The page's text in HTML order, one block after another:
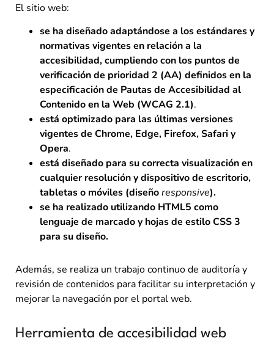
El sitio web:
se ha diseñado adaptándose a los estándares y
normativas vigentes en relación a la
accesibilidad, cumpliendo con los puntos de
verificación de prioridad 2 (AA) definidos en la
especificación de Pautas de Accesibilidad al
Contenido en la Web (WCAG 2.1).
está optimizado para las últimas versiones
vigentes de Chrome, Edge, Firefox, Safari y
Opera.
está diseñado para su correcta visualización en
cualquier resolución y dispositivo de escritorio,
tabletas o móviles (diseñoresponsive).
se ha realizado utilizando HTML5 como
lenguaje de marcado y hojas de estilo CSS 3
para su diseño.
Además, se realiza un trabajo continuo de auditoría y
revisión de contenidos para facilitar su interpretación y
mejorar la navegación por el portal web.
Herramienta de accesibilidad web